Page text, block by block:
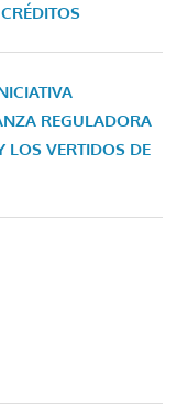
REGULADORA
LOS VERTIDOS DE